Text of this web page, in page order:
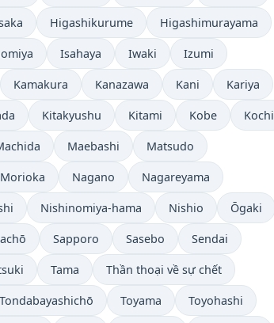
Higashikurume Higashimurayama
Isahaya Iwaki Izumi
Kamakura Kanazawa Kani Kariya
Kitakyushu Kitami Kobe Kochi
Maebashi Matsudo
Morioka Nagano Nagareyama
Nishinomiya-hama Nishio Ōgaki
Sapporo Sasebo Sendai
Tama Thần thoại về sự chết
Tondabayashichō Toyama Toyohashi